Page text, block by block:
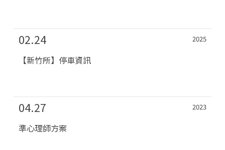
02.24 2025
【新竹所】停車資訊
04.27 2023
準心理師方案